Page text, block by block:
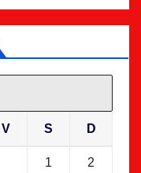
V S D
1 2